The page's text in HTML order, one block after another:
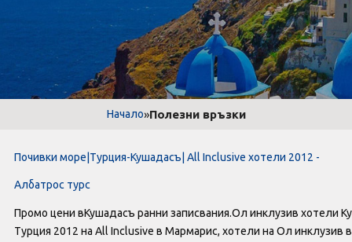
ТУРЦИЯ
LAST MINUTE оферти
Оферти За Нова Година
Септемврийски Празници
Начало»Полезни връзки
Почивки море|Турция-Кушадасъ| All Inclusive хотели 2012 -
Албатрос турс
Промо цени вКушадасъ ранни записвания.Ол инклузив хотели
Турция 2012 на All Inclusive в Мармарис, хотели на Ол инклузив